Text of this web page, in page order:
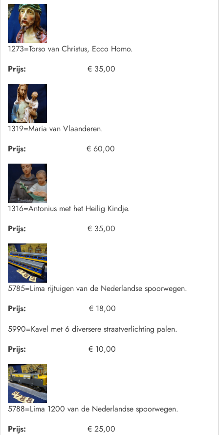
1273=Torso van Christus, Ecco Homo.
Prijs:
€ 35,00
1319=Maria van Vlaanderen.
Prijs:
€ 60,00
1316=Antonius met het Heilig Kindje.
Prijs:
€ 35,00
5785=Lima rijtuigen van de Nederlandse spoorwegen.
Prijs:
€ 18,00
5990=Kavel met 6 diversere straatverlichting palen.
Prijs:
€ 10,00
5788=Lima 1200 van de Nederlandse spoorwegen.
Prijs:
€ 25,00